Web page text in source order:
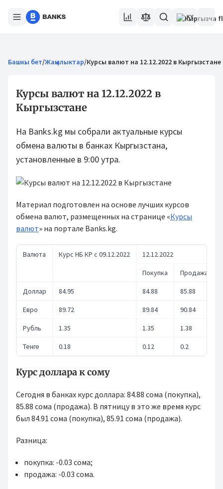
KY
Башкы бет/Жаңылыктар/Курсы валют на 12.12.2022 в Кыргызстане
Курсы валют на 12.12.2022 в
Кыргызстане
На Banks.kg мы собрали актуальные курсы
обмена валюты в банках Кыргызстана,
установленные в 9:00 утра.
Материал подготовлен на основе лучших курсов
обмена валют, размещенных на странице «Курсы
валют» на портале Banks.kg.
Валюта Курс НБ КР с 09.12.2022 12.12.2022
Покупка Продажа
Доллар 84.95 84.88 85.88
Евро 89.72 89.84 90.84
Рубль 1.35 1.35 1.38
Тенге 0.18 0.12 0.2
Курс доллара к сому
Сегодня в банках курс доллара: 84.88 сома (покупка),
85.88 сома (продажа). В пятницу в это же время курс
был 84.91 сома (покупка), 85.91 сома (продажа).
Разница:
покупка: -0.03 сома;
продажа: -0.03 сома.